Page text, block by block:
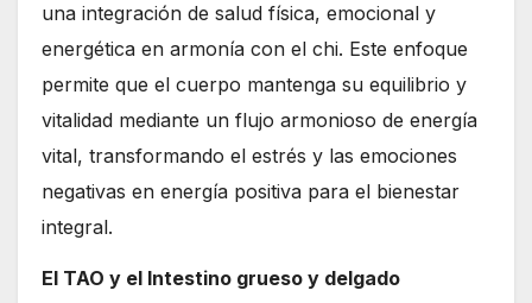
una integración de salud física, emocional y
energética en armonía con el chi. Este enfoque
permite que el cuerpo mantenga su equilibrio y
vitalidad mediante un flujo armonioso de energía
vital, transformando el estrés y las emociones
negativas en energía positiva para el bienestar
integral.
El TAO y el Intestino grueso y delgado